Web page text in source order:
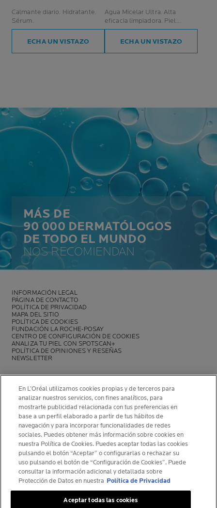
Calmante diario. Hidratante.
Sérum.
ECHA UN VISTAZO
Agua Micelar Ultra. Alta
eficacia limpiadora. Piel
reactiva.
ECHA UN VISTAZO
MÁS DE
90 000 DERMATÓLOGOS
DE TODO EL MUNDO
NOS RECOMIENDAN
INFORMACIÓN LEGAL
PÁGINA DE CONTACTO
POLÍTICA DE PRIVACIDAD
MAPA DEL SITIO
POLÍTICA DE COOKIES
FUNDACIÓN LA ROCHE-POSAY
CENTRO DE CONFIGURACIÓN DE COOKIES
ANALIZA TU PIEL CON SPOTSCAN+
POLÍTICA DE OPINIONES Y RESEÑAS
NEWSLETTER
INFORMACIÓN DEL FABRICANTE
COSMETIQUE ACTIVE INTERNATIONAL
La Roche-Posay Laboratoire Dermatologique CAI
86270 La Roche-Posay France
[email protected]
© La Roche-Posay
En L’Oréal utilizamos cookies propias y de terceros para
analizar nuestros servicios, con fines analíticos, para
mostrarte publicidad relacionada con tus preferencias en
base a un perfil elaborado a partir de tus hábitos de
navegación y para incorporar funcionalidades de redes
sociales. Puedes obtener más información sobre cookies en
nuestra Política de Cookies. Puedes aceptar todas las cookies
pulsando el botón “Aceptar” o configurarlas o rechazar su
uso pulsando el botón de “Configuración de Cookies”. Puede
consultar la información adicional y detallada sobre
Protección de Datos en nuestra Política de Privacidad
Aceptar todas las cookies